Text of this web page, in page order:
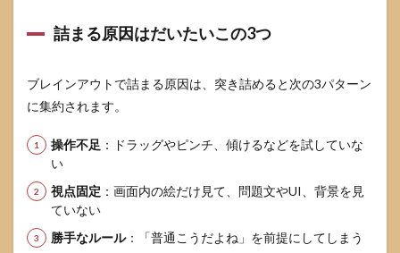
詰まる原因はだいたいこの3つ
ブレインアウトで詰まる原因は、突き詰めると次の3パターン
に集約されます。
操作不足 ：ドラッグやピンチ、傾けるなどを試していな
い
視点固定 ：画面内の絵だけ見て、問題文やUI、背景を見
ていない
勝手なルール：「普通こうだよね」を前提にしてしまう